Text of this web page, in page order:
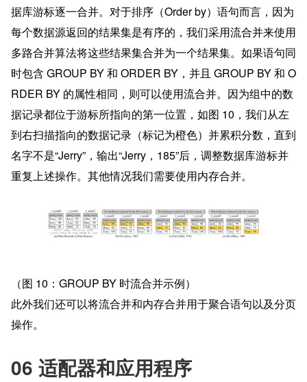
据库游标逐一合并。对于排序（Order by）语句而言，因为
每个数据源返回的结果集是有序的，我们采用流合并来使用
多路合并算法将这些结果集合并为一个结果集。如果语句同
时包含 GROUP BY 和 ORDER BY，并且 GROUP BY 和 O
RDER BY 的属性相同，则可以使用流合并。因为组中的数
据记录都位于游标所指向的第一位置，如图 10，我们从左
到右扫描指向的数据记录（标记为橙色）并累积分数，直到
名字不是“Jerry”，输出“Jerry，185”后，调整数据库游标并
重复上述操作。其他情况我们需要使用内存合并。
（图 10：GROUP BY 时流合并示例）
此外我们还可以将流合并和内存合并用于聚合语句以及分页
操作。
06 适配器和应用程序